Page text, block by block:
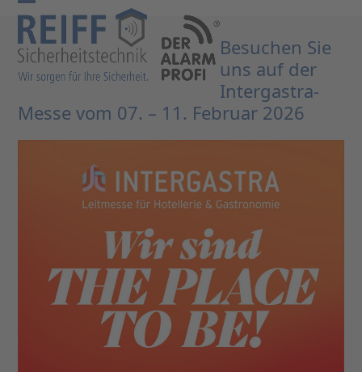
Skip
content
Open
mobile
menu
Close
mobile
menu
Besuchen Sie
uns auf der
Intergastra-
Messe vom 07. – 11. Februar 2026